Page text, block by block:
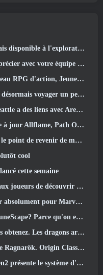
dans Old School RuneScape
avec votre équipe (2026)
d'action, Jeune gardienne
peu dans le temps… en guise de régal
Alors bien sûr, ils l’ajoutent à Guild Wars 2
plusieurs changements basés sur les commentaires
revenir de manière choquante
cool
cette semaine
de la Tyrie avant le réveil des dragons anciens
pour Marvel Rivals
Parce qu'on est en route
dragons arrivent sur Albion Online
Classic est lancé en juillet 23
aux joueurs plus de moyens d'améliorer leurs compétences